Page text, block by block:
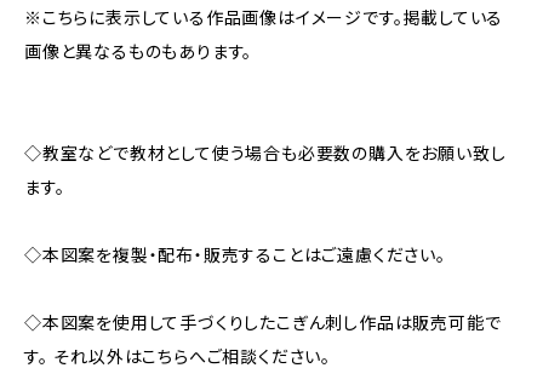
※こちらに表示している作品画像はイメージです。掲載している
画像と異なるものもあります。
◇教室などで教材として使う場合も必要数の購入をお願い致し
ます。
◇本図案を複製・配布・販売することはご遠慮ください。
◇本図案を使用して手づくりしたこぎん刺し作品は販売可能で
す。 それ以外はこちらへご相談ください。